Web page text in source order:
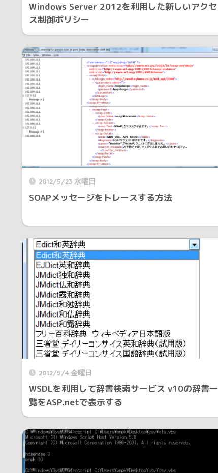
Windows Server 2012を利用した新しいアクセ
ス制御ポリシー
2012/5/23 水曜日
SOAPメッセージをトレースする方法
2012/5/4 金曜日
WSDLを利用して辞書検索サービス v10の辞書一
覧をASP.netで表示する